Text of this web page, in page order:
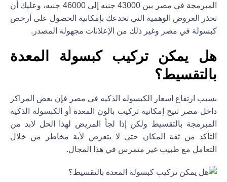
المبرمجة في مصر بين 43000 جنيه إلى 46000 جنيه، وعليك أن
تحذر العروض الوهمية التي تخدعك بإمكانية الحصول على أرخص
كبسولة في مصر وغير ذلك من الإعلانات مجهولة المصدر.
هل يمكن تركيب كبسولة المعدة
بالتقسيط؟
بسبب ارتفاع اسعار الكبسوله الذكيه في مصر فإن بعض المراكز
داخل مصر تتيح إمكانية تركيب بالون المعدة أو الكبسولة الذكية
المبرمجة بالتقسيط ولكن إذا لجأ المريض لهذا الحل لابد من
التأكد من ثقة المكان حتى لا يتعرض لأية مخاطر من خلال
التعامل مع طبيب غير متمرس في هذا المجال.